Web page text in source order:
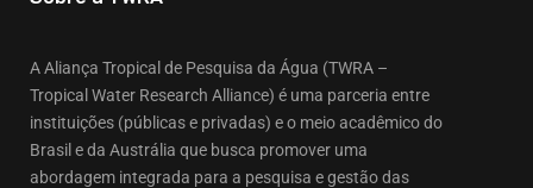
A Aliança Tropical de Pesquisa da Água (TWRA –
Tropical Water Research Alliance) é uma parceria entre
instituições (públicas e privadas) e o meio acadêmico do
Brasil e da Austrália que busca promover uma
abordagem integrada para a pesquisa e gestão das